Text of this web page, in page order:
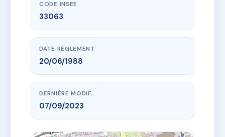
CODE INSEE
33063
DATE RÈGLEMENT
20/06/1988
DERNIÈRE MODIF.
07/09/2023